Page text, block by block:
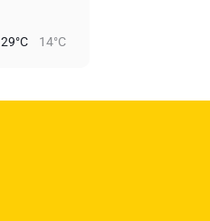
29°C 14°C